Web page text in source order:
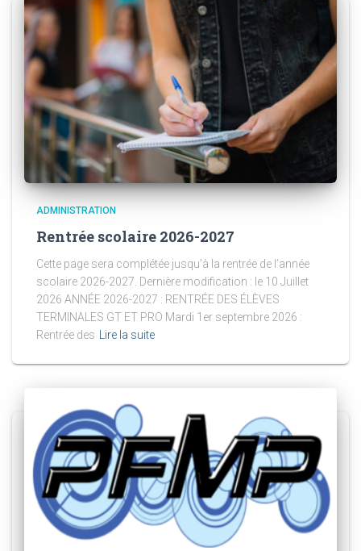
ADMINISTRATION
Rentrée scolaire 2026-2027
Cette page sera complétée jusqu’à la rentrée de l’année
scolaire 2026-2027. Dernière modification : le 10 Juillet
2026 ANNÉE 2026-2027 : RENTRÉE DES ÉLÈVES
TERMINALES GT ET PRO Mardi 1er septembre 2026 :
Rentrée des
Lire la suite